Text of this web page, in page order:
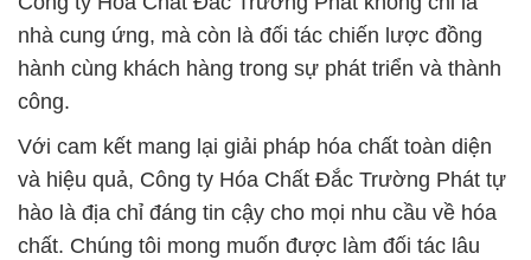
nhà cung ứng, mà còn là đối tác chiến lược đồng
hành cùng khách hàng trong sự phát triển và thành
công.
Với cam kết mang lại giải pháp hóa chất toàn diện
và hiệu quả, Công ty Hóa Chất Đắc Trường Phát tự
hào là địa chỉ đáng tin cậy cho mọi nhu cầu về hóa
chất. Chúng tôi mong muốn được làm đối tác lâu